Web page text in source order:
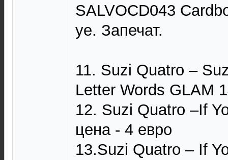
SALVOCD043
уе. Запечат.
11. Suzi Quatro –
Letter Words GLAM
12. Suzi Quatro –If
цена - 4 евро
13.Suzi Quatro – If